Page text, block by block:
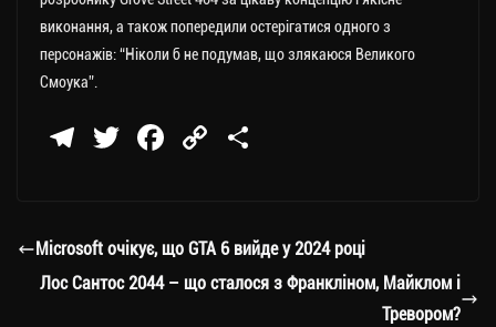
виконання, а також попередили остерігатися одного з
персонажів: “Ніколи б не подумав, що злякаюся Великого
Смоука”.
Te
a
m
T
er
Fa
ok
C
Li
nk
ли
ти
Microsoft очікує, що GTA 6 вийде у 2024 році
Лос Сантос 2044 – що сталося з Франкліном, Майклом і
Тревором?